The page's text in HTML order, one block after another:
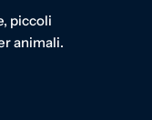
piccoli
animali.